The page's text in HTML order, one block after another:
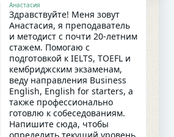
и эффективное
английского языка |
Анастасия
Здравствуйте! Меня зовут
Анастасия, я преподаватель
и методист с почти 20-летним
стажем. Помогаю с
подготовкой к IELTS, TOEFL и
кембриджским экзаменам,
веду направления Business
English, English for starters, а
также профессионально
готовлю к собеседованиям.
Напишите сюда, чтобы